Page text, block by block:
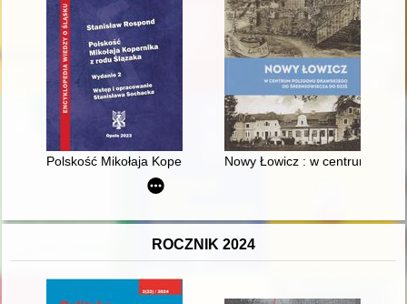
Polskość Mikołaja Kopernika z rodu ŚlązakaNowy Łowicz : w centrum
ROCZNIK 2024